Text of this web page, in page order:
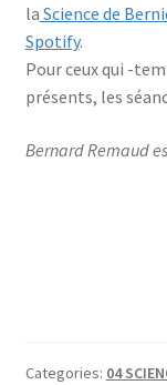
la Science de
Spotify.
Pour ceux qui -
présents, les
Bernard Remaud
Categories: 04